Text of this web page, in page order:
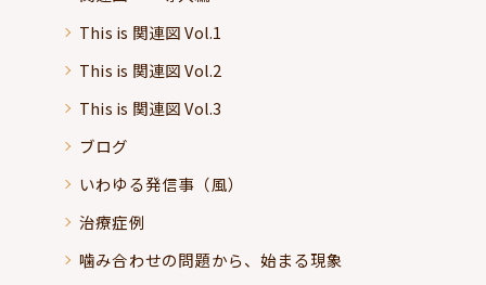
This is 関連図 Vol.1
This is 関連図 Vol.2
This is 関連図 Vol.3
ブログ
いわゆる発信事（風）
治療症例
噛み合わせの問題から、始まる現象